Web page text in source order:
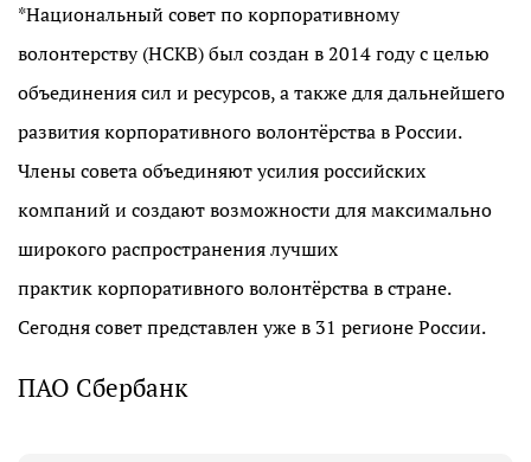
*Национальный совет по корпоративному
волонтерству (НСКВ) был создан в 2014 году с целью
объединения сил и ресурсов, а также для дальнейшего
развития корпоративного волонтёрства в России.
Члены совета объединяют усилия российских
компаний и создают возможности для максимально
широкого распространения лучших
практик корпоративного волонтёрства в стране.
Сегодня совет представлен уже в 31 регионе России.
ПАО Сбербанк